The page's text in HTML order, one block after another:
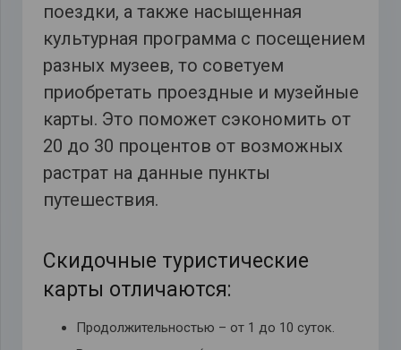
поездки, а также насыщенная
культурная программа с посещением
разных музеев, то советуем
приобретать проездные и музейные
карты. Это поможет сэкономить от
20 до 30 процентов от возможных
растрат на данные пункты
путешествия.
Скидочные туристические
карты отличаются:
Продолжительностью – от 1 до 10 суток.